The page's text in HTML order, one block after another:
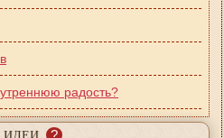
радость?
ИДЕИ ?